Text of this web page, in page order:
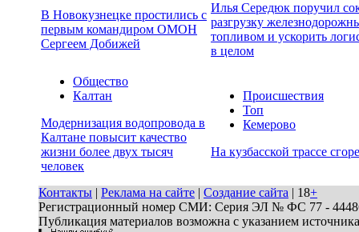
В Новокузнецке простились с
первым командиром ОМОН
Сергеем Добижей
Илья Середюк поручил
разгрузку
топливом и ускорить
в целом
Общество
Калтан
Модернизация водопровода в
Калтане повысит качество
жизни более двух тысяч
человек
Происшествия
Топ
Кемерово
На кузбасской трассе
Контакты | Реклама на сайте | Создание сайта | 18+
Регистрационный номер СМИ: Серия ЭЛ № ФС 77 - 44486
Публикация материалов возможна с указанием